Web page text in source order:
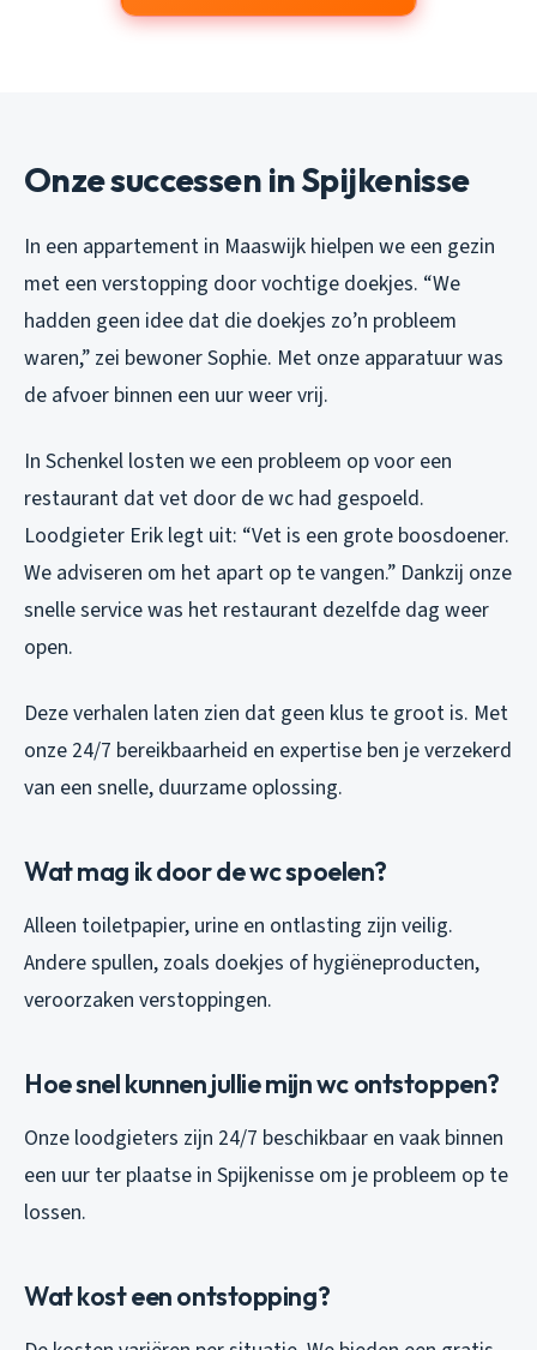
Onze successen in Spijkenisse
In een appartement in Maaswijk hielpen we een gezin
met een verstopping door vochtige doekjes. “We
hadden geen idee dat die doekjes zo’n probleem
waren,” zei bewoner Sophie. Met onze apparatuur was
de afvoer binnen een uur weer vrij.
In Schenkel losten we een probleem op voor een
restaurant dat vet door de wc had gespoeld.
Loodgieter Erik legt uit: “Vet is een grote boosdoener.
We adviseren om het apart op te vangen.” Dankzij onze
snelle service was het restaurant dezelfde dag weer
open.
Deze verhalen laten zien dat geen klus te groot is. Met
onze 24/7 bereikbaarheid en expertise ben je verzekerd
van een snelle, duurzame oplossing.
Wat mag ik door de wc spoelen?
Alleen toiletpapier, urine en ontlasting zijn veilig.
Andere spullen, zoals doekjes of hygiëneproducten,
veroorzaken verstoppingen.
Hoe snel kunnen jullie mijn wc ontstoppen?
Onze loodgieters zijn 24/7 beschikbaar en vaak binnen
een uur ter plaatse in Spijkenisse om je probleem op te
lossen.
Wat kost een ontstopping?